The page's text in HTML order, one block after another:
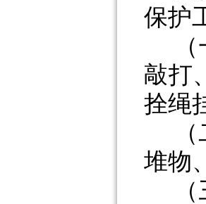
保护
敲打
拴绳
堆物